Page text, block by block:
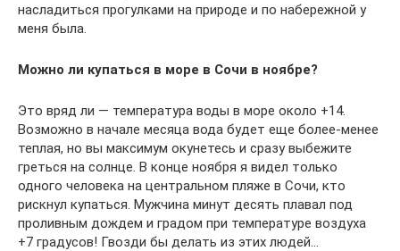
насладиться прогулками на природе и по набережной у
меня была.
Можно ли купаться в море в Сочи в ноябре?
Это вряд ли — температура воды в море около +14.
Возможно в начале месяца вода будет еще более-менее
теплая, но вы максимум окунетесь и сразу выбежите
греться на солнце. В конце ноября я видел только
одного человека на центральном пляже в Сочи, кто
рискнул купаться. Мужчина минут десять плавал под
проливным дождем и градом при температуре воздуха
+7 градусов! Гвозди бы делать из этих людей…